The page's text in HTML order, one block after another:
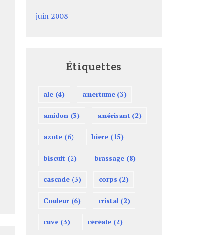
juin 2008
Étiquettes
ale (4) amertume (3)
amidon (3) amérisant (2)
azote (6) biere (15)
biscuit (2) brassage (8)
cascade (3) corps (2)
Couleur (6) cristal (2)
cuve (3) céréale (2)